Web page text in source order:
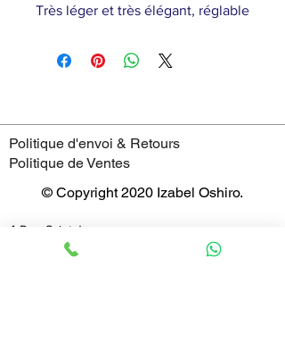
Très léger et très élégant, réglable
Politique d'envoi & Retours
Politique de Ventes
© Copyright 2020 Izabel Oshiro.
4 Rue Saint-Jean,
69005 - Lyon